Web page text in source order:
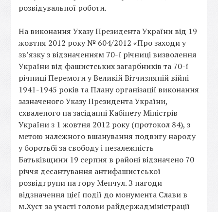
розвідувальної роботи.
На виконання Указу Президента України від 19
жовтня 2012 року № 604/2012 «Про заходи у
зв’язку з відзначенням 70-ї річниці визволення
України від фашистських загарбників та 70-ї
річниці Перемоги у Великій Вітчизняній війні
1941-1945 років та Плану організації виконання
зазначеного Указу Президента України,
схваленого на засіданні Кабінету Міністрів
України з 1 жовтня 2012 року (протокол 84), з
метою належного вшанування подвигу народу
у боротьбі за свободу і незалежність
Батьківщини 19 серпня в районі відзначено 70
річчя десантування антифашистської
розвідгрупи на гору Менчул. З нагоди
відзначення цієї події до монумента Слави в
м.Хуст за участі голови райдержадміністрації